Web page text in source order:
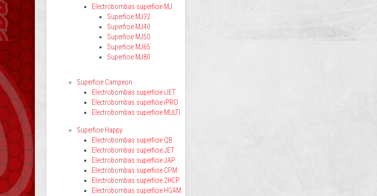
Electrobombas superficie MJ
Superficie MJ32
Superficie MJ40
Superficie MJ50
Superficie MJ65
Superficie MJ80
Superficie Campeon
Electrobombas superficie iJET
Electrobombas superficie iPRO
Electrobombas superficie MULTI
Superficie Happy
Electrobombas superficie QB
Electrobombas superficie JET
Electrobombas superficie JAP
Electrobombas superficie CPM
Electrobombas superficie 2HCP
Electrobombas superficie HGAM